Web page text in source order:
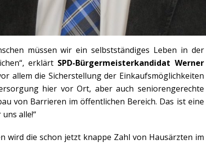
müssen wir ein selbstständiges Leben in der
erklärt SPD-Bürgermeisterkandidat Werner
allem die Sicherstellung der Einkaufsmöglichkeiten
hier vor Ort, aber auch seniorengerechte
von Barrieren im öffentlichen Bereich. Das ist eine
alle!“
wird die schon jetzt knappe Zahl von Hausärzten im